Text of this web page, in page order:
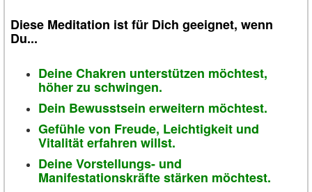
Diese Meditation ist für Dich geeignet, wenn
Du...
Deine Chakren unterstützen möchtest,
höher zu schwingen.
Dein Bewusstsein erweitern möchtest.
Gefühle von Freude, Leichtigkeit und
Vitalität erfahren willst.
Deine Vorstellungs- und
Manifestationskräfte stärken möchtest.